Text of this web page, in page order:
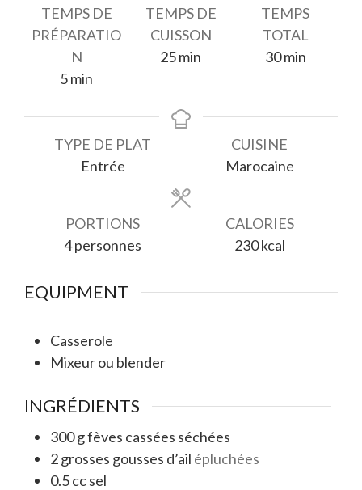
TEMPS DE
PRÉPARATIO
N
5minutes
min
TEMPS DE
CUISSON
25minutes
min
TEMPS
TOTAL
30minutes
min
TYPE DE PLAT
Entrée
CUISINE
Marocaine
PORTIONS
4personnes
CALORIES
230 kcal
EQUIPMENT
Casserole
Mixeur ou blender
INGRÉDIENTS
300gfèves cassées séchées
2grosses gousses d’ail épluchées
0.5ccsel